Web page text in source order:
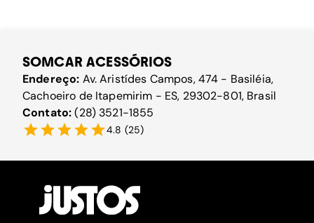
SOMCAR ACESSÓRIOS
Endereço: Av. Aristídes Campos, 474 - Basiléia,
Cachoeiro de Itapemirim - ES, 29302-801, Brasil
Contato:(28) 3521-1855
4.8 (25)